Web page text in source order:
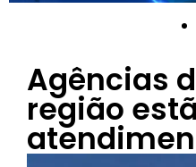
Agências
região